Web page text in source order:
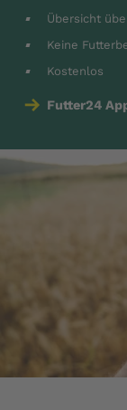
Übersicht
Keine
Kostenlos
Futter24